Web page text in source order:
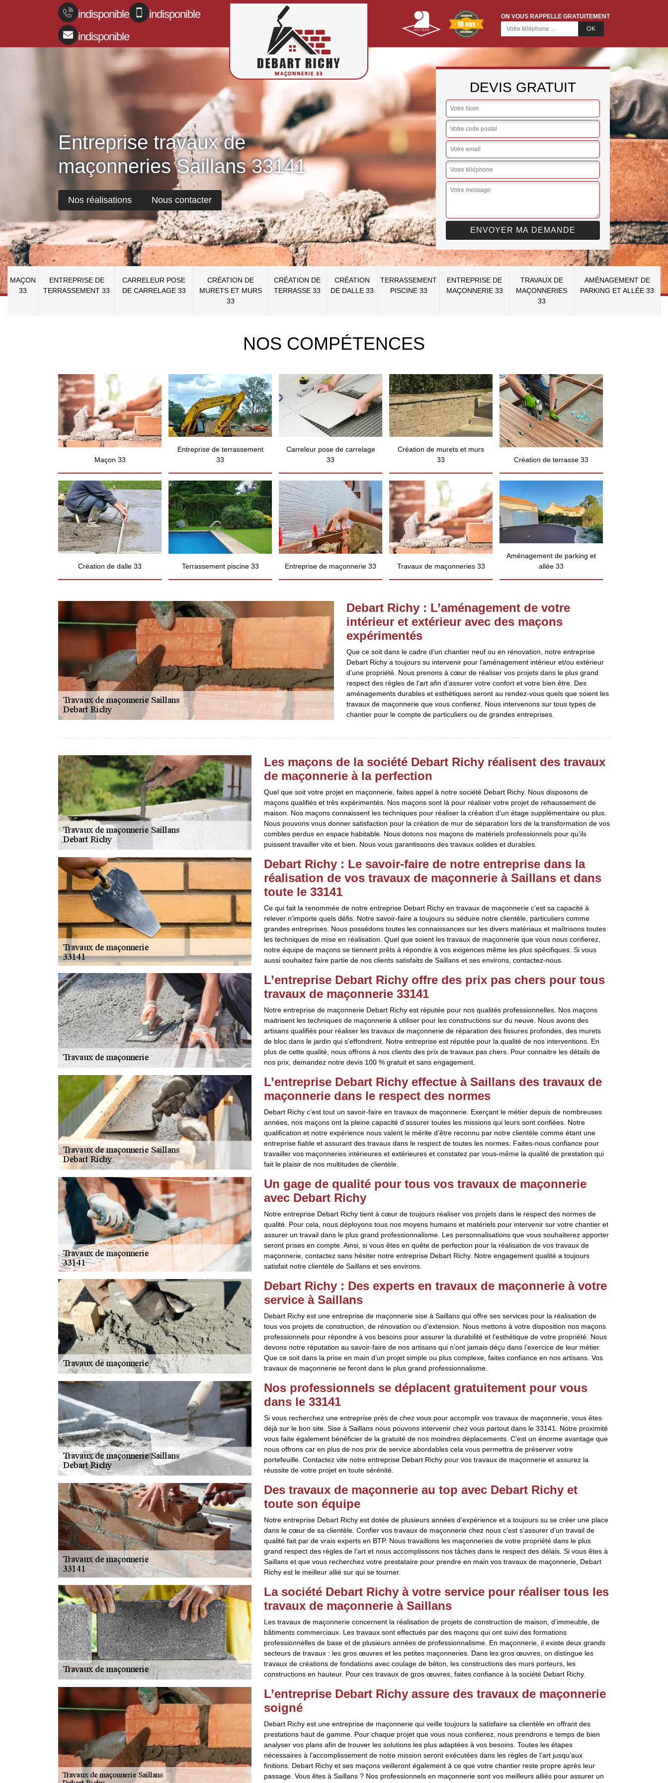
indisponible
indisponible
indisponible
ON VOUS RAPPELLE GRATUITEMENT
Entreprise travaux de
maçonneries Saillans 33141
Nos réalisations Nous contacter
DEVIS GRATUIT
MAÇON
33
ENTREPRISE DE
TERRASSEMENT 33
CARRELEUR POSE
DE CARRELAGE 33
CRÉATION DE
MURETS ET MURS
33
CRÉATION DE
TERRASSE 33
CRÉATION
DE DALLE 33
TERRASSEMENT
PISCINE 33
ENTREPRISE DE
MAÇONNERIE 33
TRAVAUX DE
MAÇONNERIES
33
AMÉNAGEMENT DE
PARKING ET ALLÉE 33
NOS COMPÉTENCES
Maçon 33
Entreprise de terrassement
33
Carreleur pose de carrelage
33
Création de murets et murs
33
Création de terrasse 33
Création de dalle 33 Terrassement piscine 33 Entreprise de maçonnerie 33 Travaux de maçonneries 33
Aménagement de parking et
allée 33
Debart Richy : L’aménagement de votre
intérieur et extérieur avec des maçons
expérimentés
Que ce soit dans le cadre d’un chantier neuf ou en rénovation, notre entreprise
Debart Richy a toujours su intervenir pour l’aménagement intérieur et/ou extérieur
d’une propriété. Nous prenons à cœur de réaliser vos projets dans le plus grand
respect des règles de l’art afin d’assurer votre confort et votre bien être. Des
aménagements durables et esthétiques seront au rendez-vous quels que soient les
travaux de maçonnerie que vous confierez. Nous intervenons sur tous types de
chantier pour le compte de particuliers ou de grandes entreprises.
Les maçons de la société Debart Richy réalisent des travaux
de maçonnerie à la perfection
Quel que soit votre projet en maçonnerie, faites appel à notre société Debart Richy. Nous disposons de
maçons qualifiés et très expérimentés. Nos maçons sont là pour réaliser votre projet de rehaussement de
maison. Nos maçons connaissent les techniques pour réaliser la création d’un étage supplémentaire ou plus.
Nous pouvons vous donner satisfaction pour la création de mur de séparation lors de la transformation de vos
combles perdus en espace habitable. Nous dotons nos maçons de matériels professionnels pour qu’ils
puissent travailler vite et bien. Nous vous garantissons des travaux solides et durables.
Debart Richy : Le savoir-faire de notre entreprise dans la
réalisation de vos travaux de maçonnerie à Saillans et dans
toute le 33141
Ce qui fait la renommée de notre entreprise Debart Richy en travaux de maçonnerie c’est sa capacité à
relever n’importe quels défis. Notre savoir-faire a toujours su séduire notre clientèle, particuliers comme
grandes entreprises. Nous possédons toutes les connaissances sur les divers matériaux et maîtrisons toutes
les techniques de mise en réalisation. Quel que soient les travaux de maçonnerie que vous nous confierez,
notre équipe de maçons se tiennent prêts à répondre à vos exigences même les plus spécifiques. Si vous
aussi souhaitez faire partie de nos clients satisfaits de Saillans et ses environs, contactez-nous.
L’entreprise Debart Richy offre des prix pas chers pour tous
travaux de maçonnerie 33141
Notre entreprise de maçonnerie Debart Richy est réputée pour nos qualités professionnelles. Nos maçons
maitrisent les techniques de maçonnerie à utiliser pour les constructions sur du neuve. Nous avons des
artisans qualifiés pour réaliser les travaux de maçonnerie de réparation des fissures profondes, des murets
de bloc dans le jardin qui s’effondrent. Notre entreprise est réputée pour la qualité de nos interventions. En
plus de cette qualité, nous offrons à nos clients des prix de travaux pas chers. Pour connaitre les détails de
nos prix, demandez notre devis 100 % gratuit et sans engagement.
L’entreprise Debart Richy effectue à Saillans des travaux de
maçonnerie dans le respect des normes
Debart Richy c’est tout un savoir-faire en travaux de maçonnerie. Exerçant le métier depuis de nombreuses
années, nos maçons ont la pleine capacité d’assurer toutes les missions qui leurs sont confiées. Notre
qualification et notre expérience nous valent le mérite d’être reconnu par notre clientèle comme étant une
entreprise fiable et assurant des travaux dans le respect de toutes les normes. Faites-nous confiance pour
travailler vos maçonneries intérieures et extérieures et constatez par vous-même la qualité de prestation qui
fait le plaisir de nos multitudes de clientèle.
Un gage de qualité pour tous vos travaux de maçonnerie
avec Debart Richy
Notre entreprise Debart Richy tient à cœur de toujours réaliser vos projets dans le respect des normes de
qualité. Pour cela, nous déployons tous nos moyens humains et matériels pour intervenir sur votre chantier et
assurer un travail dans le plus grand professionnalisme. Les personnalisations que vous souhaiterez apporter
seront prises en compte. Ainsi, si vous êtes en quête de perfection pour la réalisation de vos travaux de
maçonnerie, contactez sans hésiter notre entreprise Debart Richy. Notre engagement qualité a toujours
satisfait notre clientèle de Saillans et ses environs.
Debart Richy : Des experts en travaux de maçonnerie à votre
service à Saillans
Debart Richy est une entreprise de maçonnerie sise à Saillans qui offre ses services pour la réalisation de
tous vos projets de construction, de rénovation ou d’extension. Nous mettons à votre disposition nos maçons
professionnels pour répondre à vos besoins pour assurer la durabilité et l’esthétique de votre propriété. Nous
devons notre réputation au savoir-faire de nos artisans qui n’ont jamais déçu dans l’exercice de leur métier.
Que ce soit dans la prise en main d’un projet simple ou plus complexe, faites confiance en nos artisans. Vos
travaux de maçonnerie se feront dans le plus grand professionnalisme.
Nos professionnels se déplacent gratuitement pour vous
dans le 33141
Si vous recherchez une entreprise près de chez vous pour accomplir vos travaux de maçonnerie, vous êtes
déjà sur le bon site. Sise à Saillans nous pouvons intervenir chez vous partout dans le 33141. Notre proximité
vous faite également bénéficier de la gratuité de nos moindres déplacements. C’est un énorme avantage que
nous offrons car en plus de nos prix de service abordables cela vous permettra de préserver votre
portefeuille. Contactez vite notre entreprise Debart Richy pour vos travaux de maçonnerie et assurez la
réussite de votre projet en toute sérénité.
Des travaux de maçonnerie au top avec Debart Richy et
toute son équipe
Notre entreprise Debart Richy est dotée de plusieurs années d’expérience et a toujours su se créer une place
dans le cœur de sa clientèle. Confier vos travaux de maçonnerie chez nous c’est s’assurer d’un travail de
qualité fait par de vrais experts en BTP. Nous travaillons les maçonneries de votre propriété dans le plus
grand respect des règles de l’art et nous accomplissons nos tâches dans le respect des délais. Si vous êtes à
Saillans et que vous recherchez votre prestataire pour prendre en main vos travaux de maçonnerie, Debart
Richy est le meilleur allié sur qui se tourner.
La société Debart Richy à votre service pour réaliser tous les
travaux de maçonnerie à Saillans
Les travaux de maçonnerie concernent la réalisation de projets de construction de maison, d’immeuble, de
bâtiments commerciaux. Les travaux sont effectués par des maçons qui ont suivi des formations
professionnelles de base et de plusieurs années de professionnalisme. En maçonnerie, il existe deux grands
secteurs de travaux : les gros œuvres et les petites maçonneries. Dans les gros œuvres, on distingue les
travaux de créations de fondations avec coulage de béton, les constructions des murs porteurs, les
constructions en hauteur. Pour ces travaux de gros œuvres, faites confiance à la société Debart Richy.
L’entreprise Debart Richy assure des travaux de maçonnerie
soigné
Debart Richy est une entreprise de maçonnerie qui veille toujours la satisfaire sa clientèle en offrant des
prestations haut de gamme. Pour chaque projet que vous nous confierez, nous prendrons e temps de bien
analyser vos plans afin de trouver les solutions les plus adaptées à vos besoins. Toutes les étapes
nécessaires à l’accomplissement de notre mission seront exécutées dans les règles de l’art jusqu’aux
finitions. Debart Richy et ses maçons veilleront également à ce que votre chantier reste propre après leur
passage. Vous êtes à Saillans ? Nos professionnels en maçonnerie sont vos meilleurs alliés pour assurer un